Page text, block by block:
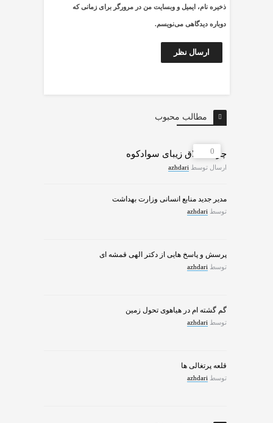
ذخیره نام، ایمیل و وبسایت من در مرورگر برای زمانی که
دوباره دیدگاهی می‌نویسم.
مطالب محبوب
0
چرات ییلاق زیبای سوادکوه
ارسال توسط azhdari
مدیر جدید منابع انسانی وزارت بهداشت
توسط azhdari
پرسش و پاسخ هایی از دکتر الهی قمشه ای
توسط azhdari
گم گشته ام در هیاهوی تحول زمین
توسط azhdari
قلعه پرتغالی ها
توسط azhdari